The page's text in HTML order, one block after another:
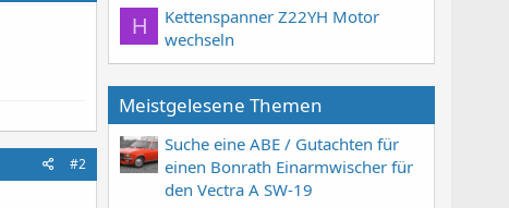
#2
H
Kettenspanner Z22YH Motor
wechseln
Meistgelesene Themen
Suche eine ABE / Gutachten für
einen Bonrath Einarmwischer für
den Vectra A SW-19